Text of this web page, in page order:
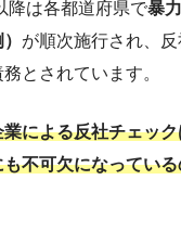
降は各都道府県で暴
が順次施行され、
とされています。
による反社チェッ
不可欠になってい